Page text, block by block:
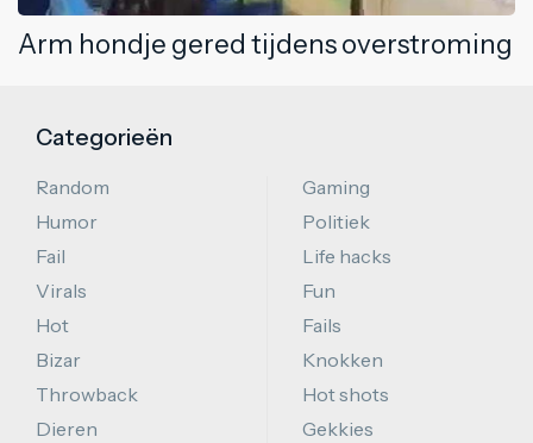
Arm hondje gered tijdens overstroming
Categorieën
Random
Humor
Fail
Virals
Hot
Bizar
Throwback
Dieren
Gaming
Politiek
Life hacks
Fun
Fails
Knokken
Hot shots
Gekkies